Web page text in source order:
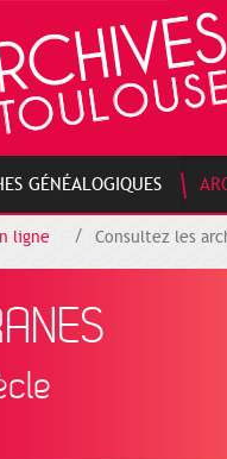
GÉNÉALOGIQUES
ligne Consultez les